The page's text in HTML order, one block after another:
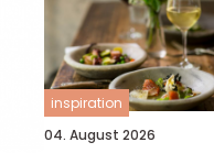
inspiration
04. August 2026